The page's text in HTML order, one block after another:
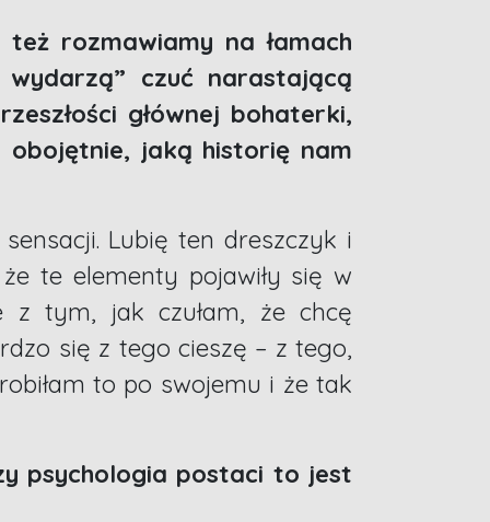
rozmawiamy na łamach
czuć narastającą
głównej bohaterki,
jaką historię nam
Lubię ten dreszczyk i
te elementy pojawiły się w
z tym, jak czułam, że chcę
się z tego cieszę – z tego,
to po swojemu i że tak
psychologia postaci to jest